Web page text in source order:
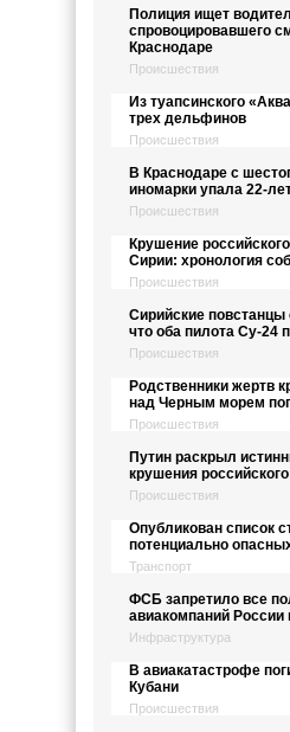
Полиция ищет
спровоцировавшего
Краснодаре
Происшествия
Из туапсинского
трех дельфинов
Происшествия
В Краснодаре с
иномарки упала 22-
Происшествия
Крушение
Сирии: хронология
Происшествия
Сирийские
что оба пилота Су-24
Происшествия
Родственники жертв
над Черным морем
Происшествия
Путин раскрыл
крушения
Происшествия
Опубликован список
потенциально
Транспорт
ФСБ запретило все
авиакомпаний России
Инфраструктура
В авиакатастрофе
Кубани
Происшествия